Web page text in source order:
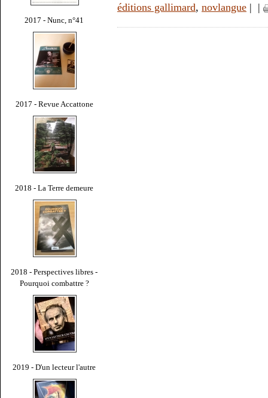
2017 - Nunc, n°41
2017 - Revue Accattone
2018 - La Terre demeure
2018 - Perspectives libres -
Pourquoi combattre ?
2019 - D'un lecteur l'autre
éditions gallimard, novlangue | |